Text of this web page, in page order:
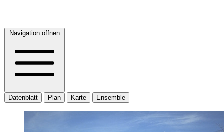
Navigation öffnen
Datenblatt Plan Karte Ensemble